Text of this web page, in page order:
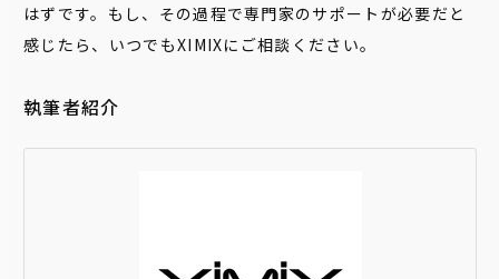
はずです。もし、その過程で専門家のサポートが必要だと
感じたら、いつでもXIMIXにご相談ください。
執筆者紹介